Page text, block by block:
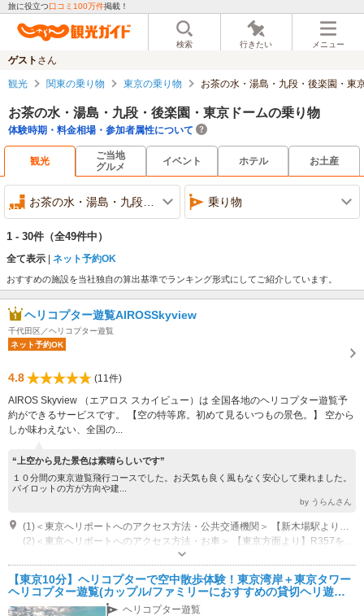
旅に役立つ口コミ100万件掲載！
検索 行きたい メニュー
ゲスト さん
観光 関東の乗り物 東京の乗り物 お茶の水・湯島・九段・後楽園・東
お茶の水・湯島・九段・後楽園・東京ドームの乗り物
体験時期・料金相場・参加者属性について
観光
ご当地
グルメ
イベント ホテル お土産
お茶の水・湯島・九段・後楽園・東京ドーム 乗り物
1 - 30件 （全49件中）
全て表示 ネット予約OK
おすすめの施設を当社独自の算出基準でランキング形式にしてご紹介しています。
ヘリコプター遊覧AIROSSkyview
千代田区／ヘリコプター遊覧
ネット予約OK
4.8
(11件)
AIROS Skyview （エアロス スカイビュー）は 全国各地のヘリコプター遊覧予
約ができるサービスです。 【空の特等席。初めて見るいつもの景色。】 空から
しか味わえない、全国の...
“上空から見た景色は素晴らしいです”
１０分間の東京遊覧飛行コースでした。お天気も良く風もなく安心して乗れました。
パイロットの方が方向や建...
by うらんさん
【東京10分】ヘリコプターで空中散歩体験！東京湾岸＋東京タワー
ヘリコプター遊覧(カップル/ファミリーにおすすめの貸切ヘリ遊覧
◎)
ヘリコプター遊覧